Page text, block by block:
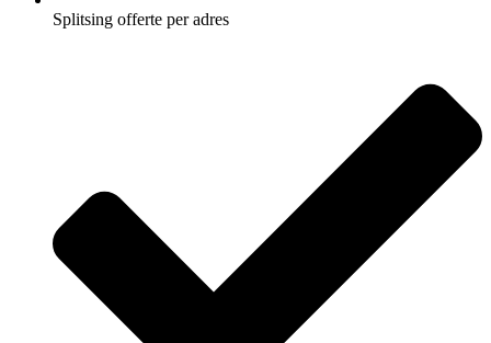
Splitsing offerte per adres